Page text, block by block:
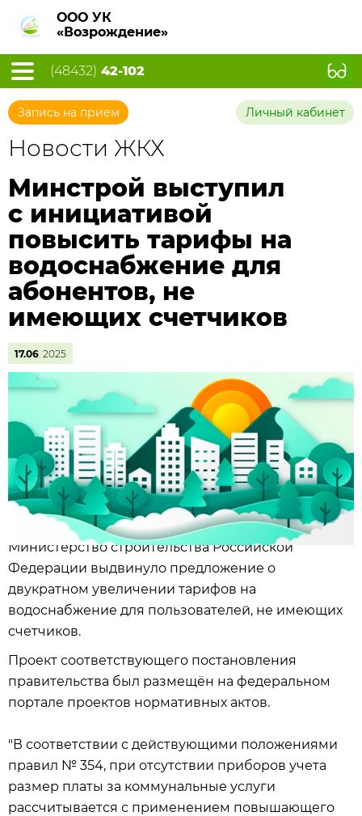
ООО УК
«Возрождение»
(48432) 42-102
Запись на прием Личный кабинет
Новости ЖКХ
Минстрой выступил
с инициативой
повысить тарифы на
водоснабжение для
абонентов, не
имеющих счетчиков
17.06 2025
Министерство строительства Российской
Федерации выдвинуло предложение о
двукратном увеличении тарифов на
водоснабжение для пользователей, не имеющих
счетчиков.
Проект соответствующего постановления
правительства был размещён на федеральном
портале проектов нормативных актов.
"В соответствии с действующими положениями
правил № 354, при отсутствии приборов учета
размер платы за коммунальные услуги
рассчитывается с применением повышающего